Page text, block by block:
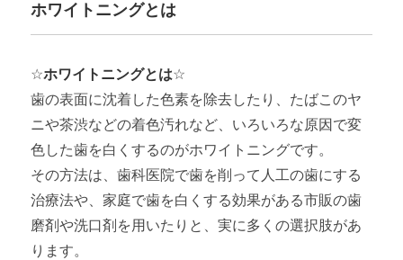
ホワイトニングとは
☆ホワイトニングとは☆
歯の表面に沈着した色素を除去したり、たばこのヤ
ニや茶渋などの着色汚れなど、いろいろな原因で変
色した歯を白くするのがホワイトニングです。
その方法は、歯科医院で歯を削って人工の歯にする
治療法や、家庭で歯を白くする効果がある市販の歯
磨剤や洗口剤を用いたりと、実に多くの選択肢があ
ります。